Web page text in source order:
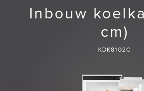
Inbouw
cm)
KDK8102C